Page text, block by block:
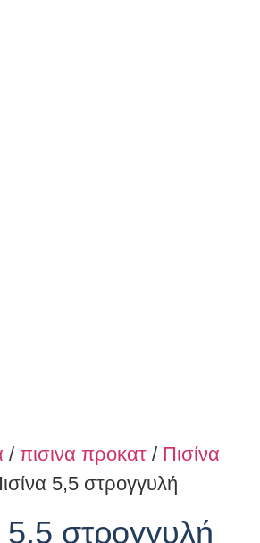
/πισινα προκατ / Πισίνα
5,5 στρογγυλή
5,5 στρογγυλή